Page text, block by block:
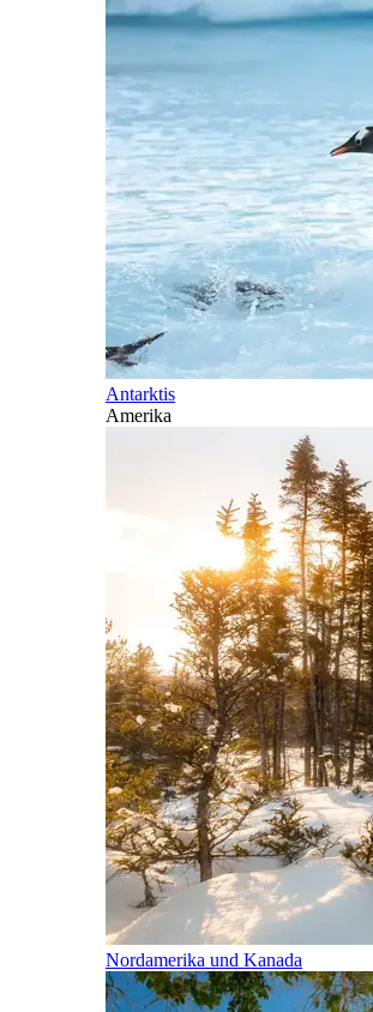
Antarktis
Amerika
Nordamerika und Kanada